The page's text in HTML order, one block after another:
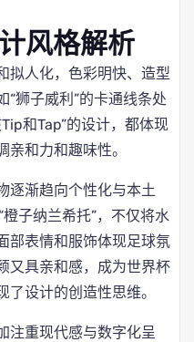
风格解析
拟人化，色彩明快、造型
“狮子威利”的卡通线条处
和Tap”的设计，都体现
和力和趣味性。
逐渐趋向个性化与本土
子纳兰希托”，不仅将水
部表情和服饰体现足球氛
又具亲和感，成为世界杯
设计的创造性思维。
注重现代感与数字化呈